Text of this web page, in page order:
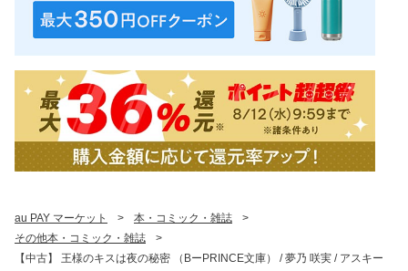
au PAY マーケット > 本・コミック・雑誌
>
その他本・コミック・雑誌
>
【中古】 王様のキスは夜の秘密 （BーPRINCE文庫） / 夢乃 咲実 / アスキー